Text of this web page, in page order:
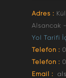
Adres :
Alsancak
Yol Tarifi
Telefon :
Telefon :
Email :